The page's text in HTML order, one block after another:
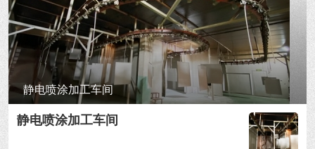
静电喷涂加工车间
静电喷涂加工车间